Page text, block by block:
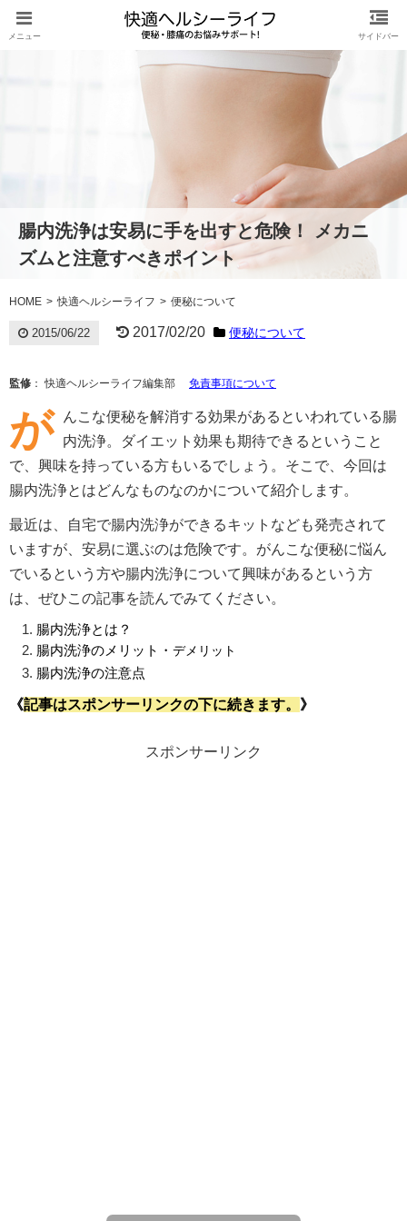
腸内洗浄は安易に手を出すと危険！ メカニ
ズムと注意すべきポイント
HOME 快適ヘルシーライフ 便秘について
2015/06/22 2017/02/20 便秘について
監修 ： 快適ヘルシーライフ編集部 免責事項について
が
んこな便秘を解消する効果があるといわれている腸
内洗浄。ダイエット効果も期待できるということ
で、興味を持っている方もいるでしょう。そこで、今回は
腸内洗浄とはどんなものなのかについて紹介します。
最近は、自宅で腸内洗浄ができるキットなども発売されて
いますが、安易に選ぶのは危険です。がんこな便秘に悩ん
でいるという方や腸内洗浄について興味があるという方
は、ぜひこの記事を読んでみてください。
腸内洗浄とは？
腸内洗浄のメリット・ デメリット
腸内洗浄の注意点
《記事はスポンサーリンクの下に続きます。 》
スポンサーリンク